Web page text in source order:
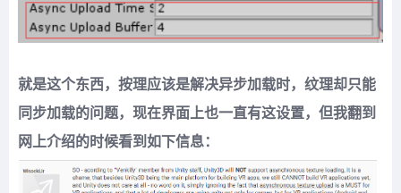
就是这个东西，按理应该是解决异步加载时，纹理却只能
同步加载的问题，现在界面上也一直有这设置，但我翻到
网上介绍的时候看到如下信息：